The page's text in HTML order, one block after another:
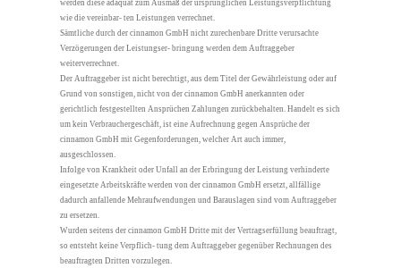
werden diese adäquat zum Ausmaß der ursprünglichen Leistungsverpflichtung
wie die vereinbar- ten Leistungen verrechnet.
Sämtliche durch der cinnamon GmbH nicht zurechenbare Dritte verursachte
Verzögerungen der Leistungser- bringung werden dem Auftraggeber
weiterverrechnet.
Der Auftraggeber ist nicht berechtigt, aus dem Titel der Gewährleistung oder auf
Grund von sonstigen, nicht von der cinnamon GmbH anerkannten oder
gerichtlich festgestellten Ansprüchen Zahlungen zurückbehalten. Handelt es sich
um kein Verbrauchergeschäft, ist eine Aufrechnung gegen Ansprüche der
cinnamon GmbH mit Gegenforderungen, welcher Art auch immer,
ausgeschlossen.
Infolge von Krankheit oder Unfall an der Erbringung der Leistung verhinderte
eingesetzte Arbeitskräfte werden von der cinnamon GmbH ersetzt, allfällige
dadurch anfallende Mehraufwendungen und Barauslagen sind vom Auftraggeber
zu ersetzen.
Wurden seitens der cinnamon GmbH Dritte mit der Vertragserfüllung beauftragt,
so entsteht keine Verpflich- tung dem Auftraggeber gegenüber Rechnungen des
beauftragten Dritten vorzulegen.